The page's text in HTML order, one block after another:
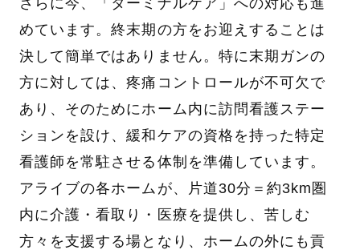
めています。終末期の方をお迎えすることは
決して簡単ではありません。特に末期ガンの
方に対しては、疼痛コントロールが不可欠で
あり、そのためにホーム内に訪問看護ステー
ションを設け、緩和ケアの資格を持った特定
看護師を常駐させる体制を準備しています。
アライブの各ホームが、片道30分＝約3km圏
内に介護・看取り・医療を提供し、苦しむ
方々を支援する場となり、ホームの外にも貢